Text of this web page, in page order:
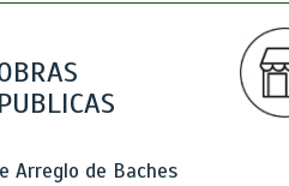
PUBLICAS
Arreglo de Baches